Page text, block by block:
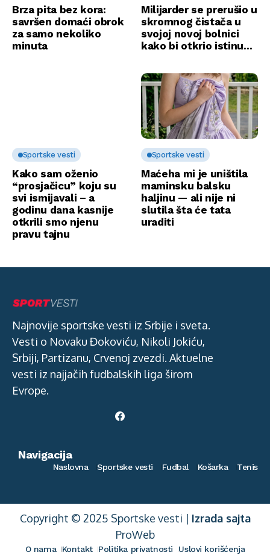
Brza pita bez kora:
savršen domaći obrok
za samo nekoliko
minuta
Milijarder se prerušio u
skromnog čistača u
svojoj novoj bolnici
kako bi otkrio istinu…
Sportske vesti
Kako sam oženio
“prosjačicu” koju su
svi ismijavali – a
godinu dana kasnije
otkrili smo njenu
pravu tajnu
Sportske vesti
Maćeha mi je uništila
maminsku balsku
haljinu — ali nije ni
slutila šta će tata
uraditi
Najnovije sportske vesti iz Srbije i sveta.
Vesti o Novaku Đokoviću, Nikoli Jokiću,
Srbiji, Partizanu, Crvenoj zvezdi. Aktuelne
vesti iz najjačih fudbalskih liga širom
Evrope.
Navigacija
Naslovna Sportske vesti Fudbal Košarka Tenis
Copyright © 2025 Sportske vesti | Izrada sajta
ProWeb
O nama Kontakt Politika privatnosti Uslovi korišćenja